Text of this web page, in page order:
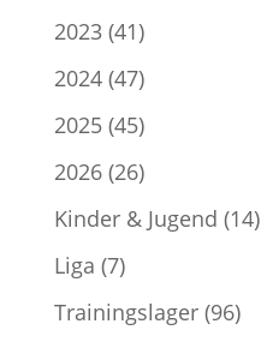
2023(41)
2024(47)
2025(45)
2026(26)
Kinder & Jugend (14)
Liga (7)
Trainingslager(96)